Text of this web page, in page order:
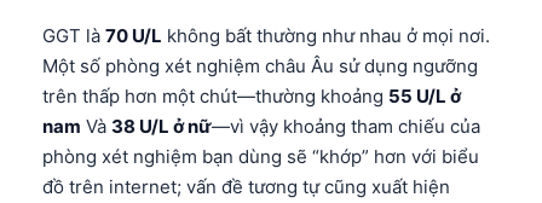
GGT là 70 U/L không bất thường như nhau ở mọi nơi.
Một số phòng xét nghiệm châu Âu sử dụng ngưỡng
trên thấp hơn một chút—thường khoảng 55 U/L ở
nam Và 38 U/L ở nữ—vì vậy khoảng tham chiếu của
phòng xét nghiệm bạn dùng sẽ “khớp” hơn với biểu
đồ trên internet; vấn đề tương tự cũng xuất hiện